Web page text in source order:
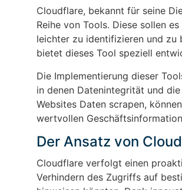
Cloudflare, bekannt für seine
Reihe von Tools. Diese sollen
leichter zu identifizieren und zu
bietet dieses Tool speziell
Die Implementierung dieser
in denen Datenintegrität und
Websites Daten scrapen,
wertvollen
Der Ansatz von
Cloudflare verfolgt einen
Verhindern des Zugriffs auf